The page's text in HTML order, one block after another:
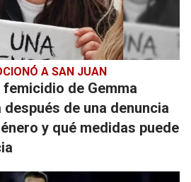
A SAN JUAN
de Gemma
de una denuncia
y qué medidas puede